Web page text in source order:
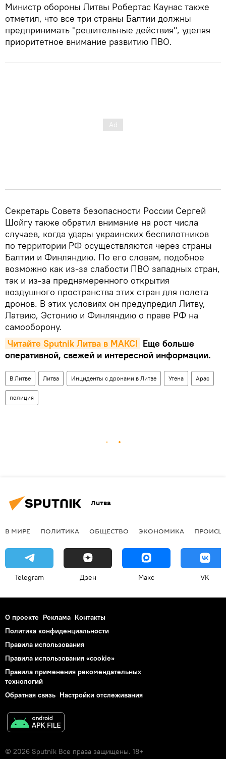
Министр обороны Литвы Робертас Каунас также
отметил, что все три страны Балтии должны
предпринимать "решительные действия", уделяя
приоритетное внимание развитию ПВО.
Секретарь Совета безопасности России Сергей
Шойгу также обратил внимание на рост числа
случаев, когда удары украинских беспилотников
по территории РФ осуществляются через страны
Балтии и Финляндию. По его словам, подобное
возможно как из-за слабости ПВО западных стран,
так и из-за преднамеренного открытия
воздушного пространства этих стран для полета
дронов. В этих условиях он предупредил Литву,
Латвию, Эстонию и Финляндию о праве РФ на
самооборону.
Читайте Sputnik Литва в MAКС! Еще больше
оперативной, свежей и интересной информации.
В Литве Литва Инциденты с дронами в Литве Утена Арас
полиция
Литва
В МИРЕ ПОЛИТИКА ОБЩЕСТВО ЭКОНОМИКА
Telegram Дзен Макс VK
О проекте Реклама Контакты
Политика конфиденциальности
Правила использования
Правила использования «cookie»
Правила применения рекомендательных
технологий
Обратная связь Настройки отслеживания
© 2026 Sputnik Все права защищены. 18+